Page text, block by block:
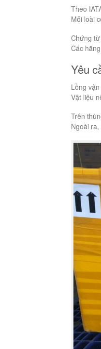
Theo
Mỗi loài
Chứng
Các
Yêu
Lồng
Vật liệu
Trên
Ngoài